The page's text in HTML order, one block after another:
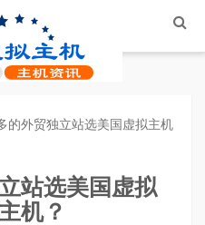
的外贸独立站选美国虚拟主机
站选美国虚拟
机？